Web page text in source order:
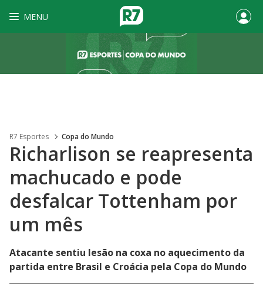
MENU
R7 Esportes Copa do Mundo
Richarlison se reapresenta
machucado e pode
desfalcar Tottenham por
um mês
Atacante sentiu lesão na coxa no aquecimento da
partida entre Brasil e Croácia pela Copa do Mundo